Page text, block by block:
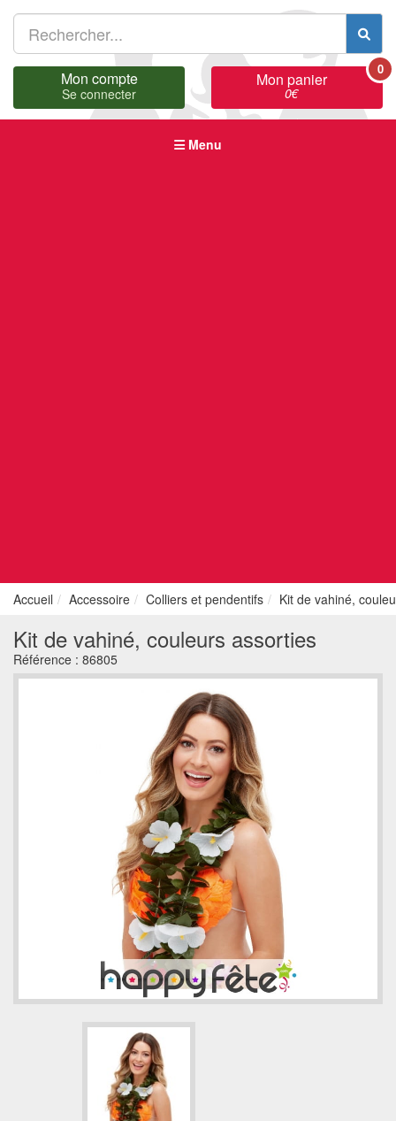
Mon compte
Se connecter
Mon panier
0€
0
Menu
Accueil Accessoire Colliers et pendentifs Kit de vahiné,
Kit de vahiné, couleurs assorties
Référence : 86805